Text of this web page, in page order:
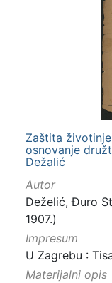
Zaštita
osnovanje
Dežalić
Autor
Deželić, Đuro
1907.)
Impresum
U Zagrebu :
Materijalni opis